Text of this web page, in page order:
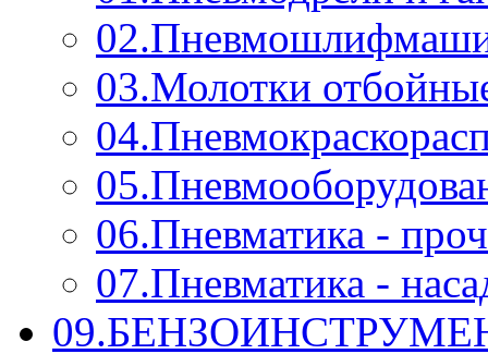
03.Молотки
06.Пневматика -
07.Пневматика -